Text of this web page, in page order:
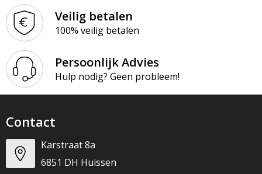
Veilig betalen
100% veilig betalen
Persoonlijk Advies
Hulp nodig? Geen probleem!
Contact
Karstraat 8a
6851 DH Huissen